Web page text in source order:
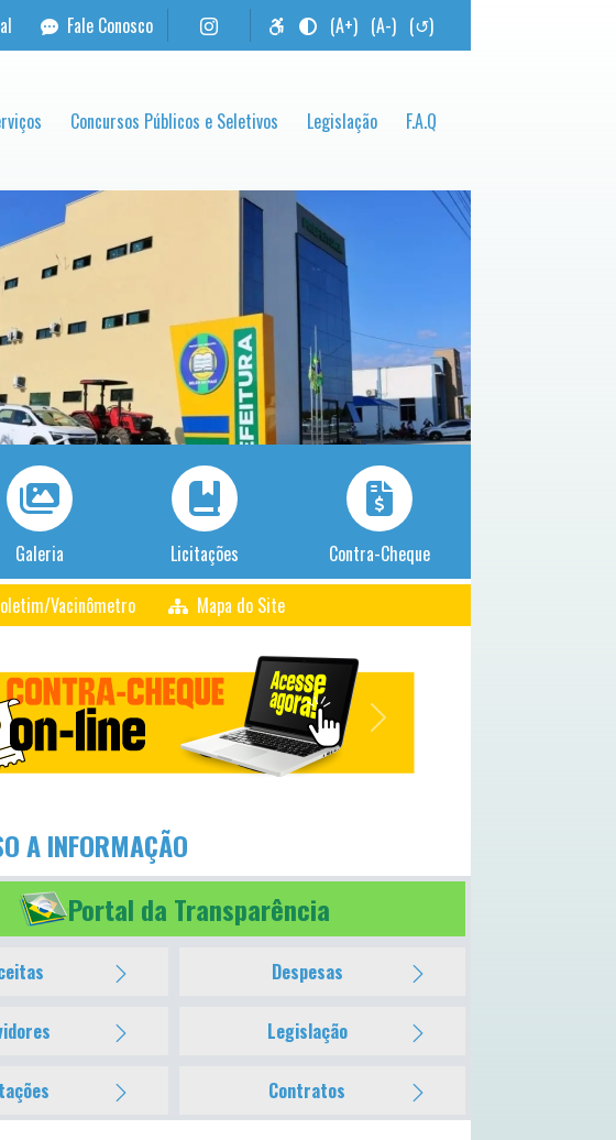
Fale Conosco (A+) (A-) (↺)
Concursos Públicos e Seletivos Legislação F.A.Q
Galeria Licitações
Contra-Cheque
Vacinômetro Mapa do Site
do Piauí, prefeito Jônathas Noronha garante
e libera Garantia-Safra para mais de 500
Next
A INFORMAÇÃO
Portal da Transparência
Despesas
Legislação
Contratos